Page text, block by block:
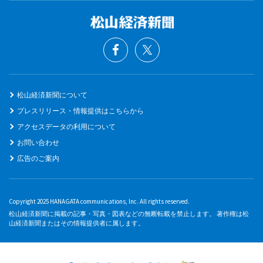
松山経済新聞について
プレスリリース・情報提供はこちらから
アクセスデータの利用について
お問い合わせ
広告のご案内
Copyright 2025 HANAGATA communications, Inc. All rights reserved.
松山経済新聞に掲載の記事・写真・図表などの無断転載を禁止します。 著作権は松
山経済新聞またはその情報提供者に属します。